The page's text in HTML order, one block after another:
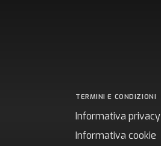
TERMINI E CONDIZIONI
Informativa privacy
Informativa cookie